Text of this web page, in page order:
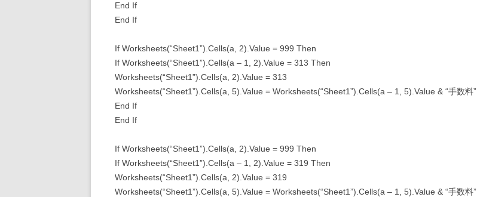
End If
End If
If Worksheets(“Sheet1”).Cells(a, 2).Value = 999 Then
If Worksheets(“Sheet1”).Cells(a – 1, 2).Value = 313 Then
Worksheets(“Sheet1”).Cells(a, 2).Value = 313
Worksheets(“Sheet1”).Cells(a, 5).Value = Worksheets(“Sheet1”).Cells(a – 1, 5).Value & “手数料”
End If
End If
If Worksheets(“Sheet1”).Cells(a, 2).Value = 999 Then
If Worksheets(“Sheet1”).Cells(a – 1, 2).Value = 319 Then
Worksheets(“Sheet1”).Cells(a, 2).Value = 319
Worksheets(“Sheet1”).Cells(a, 5).Value = Worksheets(“Sheet1”).Cells(a – 1, 5).Value & “手数料”